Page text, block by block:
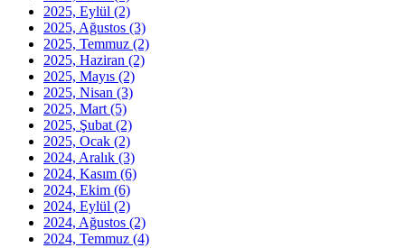
2025, Eylül (2)
2025, Ağustos (3)
2025, Temmuz (2)
2025, Haziran (2)
2025, Mayıs (2)
2025, Nisan (3)
2025, Mart (5)
2025, Şubat (2)
2025, Ocak (2)
2024, Aralık (3)
2024, Kasım (6)
2024, Ekim (6)
2024, Eylül (2)
2024, Ağustos (2)
2024, Temmuz (4)